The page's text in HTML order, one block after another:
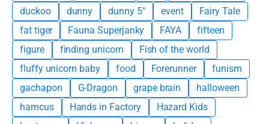
duckoo
dunny dunny 5" event
Fairy Tale
fat tiger
Fauna Superjanky FAYA
fifteen
figure
finding unicorn
Fish of the world
fluffy unicorn baby
food Forerunner
funism
gachapon
G-Dragon grape brain
halloween
hamcus
Hands in Factory
Hazard Kids